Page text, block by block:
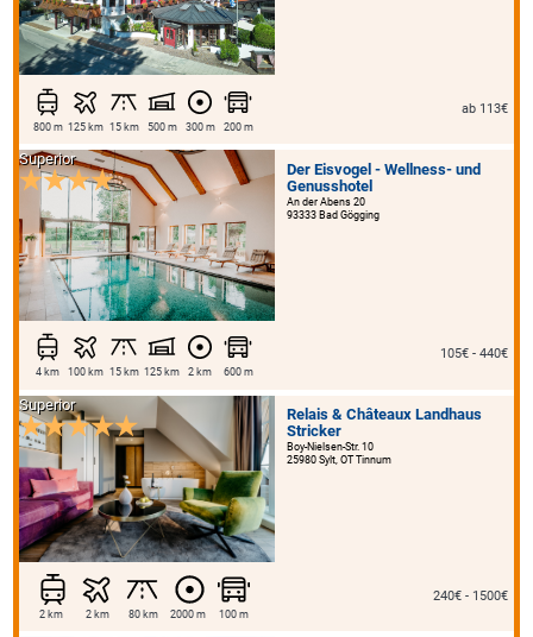
800 m 125 km 15 km 500 m 300 m 200 m
ab 113€
Der Eisvogel - Wellness- und
Genusshotel
An der Abens 20
93333 Bad Gögging
Superior
4 km 100 km 15 km 125 km 2 km 600 m
105€ - 440€
Relais & Châteaux Landhaus
Stricker
Boy-Nielsen-Str. 10
25980 Sylt, OT Tinnum
Superior
2 km 2 km 80 km 2000 m 100 m
240€ - 1500€